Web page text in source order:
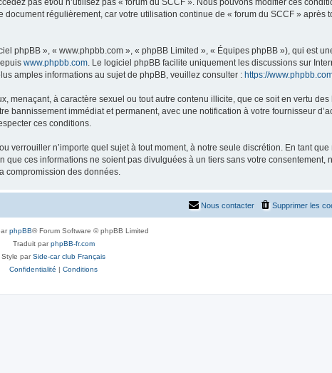
pas et/ou n’utilisez pas « forum du SCCF ». Nous pouvons modifier ces
régulièrement, car votre utilisation continue de « forum du SCCF » après
phpBB », « www.phpbb.com », « phpBB Limited », « Équipes phpBB »), qui est
www.phpbb.com. Le logiciel phpBB facilite uniquement les discussions sur
amples informations au sujet de phpBB, veuillez consulter : https://
à caractère sexuel ou tout autre contenu illicite, que ce soit en vertu
immédiat et permanent, avec une notification à votre fournisseur
ces conditions.
verrouiller n’importe quel sujet à tout moment, à notre seule discrétion. En tant
ces informations ne soient pas divulguées à un tiers sans votre consentement,
compromission des données.
Supprimer les
Nous contacter
phpBB® Forum Software © phpBB Limited
Traduit parphpBB-fr.com
Style parSide-car club Français
Confidentialité | Conditions